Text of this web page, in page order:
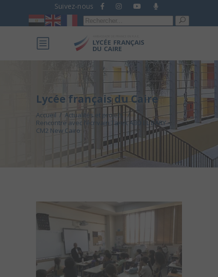
Suivez-nous
Recherche
pour :
Lycée français du Caire
Accueil / Actualités et projets
/
Rencontre avec l’écrivain Tarek ABD EL BARY –
CM2 New Cairo